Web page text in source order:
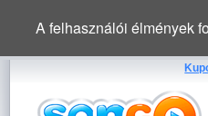
A felhasználói élmények